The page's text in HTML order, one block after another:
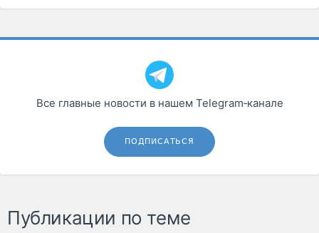
Все главные новости в нашем Telegram‑канале
ПОДПИСАТЬСЯ
Публикации по теме